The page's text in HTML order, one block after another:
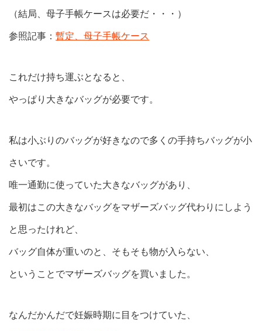
（結局、母子手帳ケースは必要だ・・・）
参照記事： 暫定、母子手帳ケース
これだけ持ち運ぶとなると、
やっぱり大きなバッグが必要です。
私は小ぶりのバッグが好きなので多くの手持ちバッグが小
さいです。
唯一通勤に使っていた大きなバッグがあり、
最初はこの大きなバッグをマザーズバッグ代わりにしよう
と思ったけれど、
バッグ自体が重いのと、そもそも物が入らない、
ということでマザーズバッグを買いました。
なんだかんだで妊娠時期に目をつけていた、